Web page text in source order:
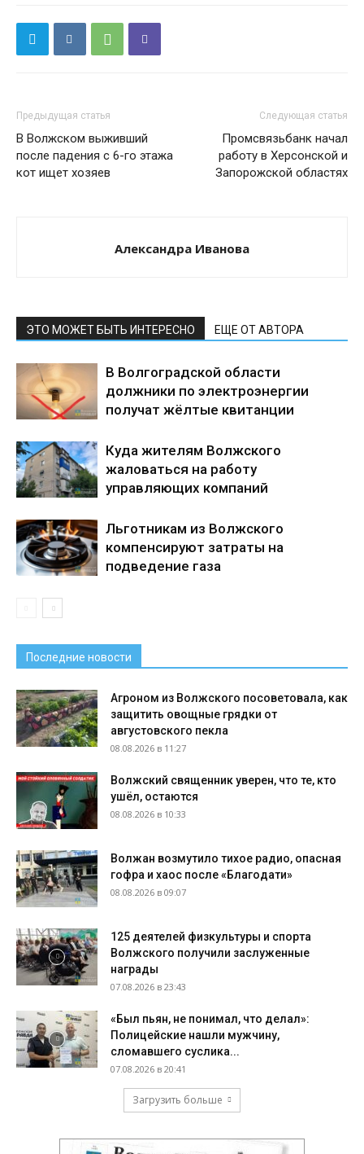
Предыдущая статья
В Волжском выживший
после падения с 6-го этажа
кот ищет хозяев
Следующая статья
Промсвязьбанк начал
работу в Херсонской и
Запорожской областях
Александра Иванова
ЭТО МОЖЕТ БЫТЬ ИНТЕРЕСНО ЕЩЕ ОТ АВТОРА
В Волгоградской области
должники по электроэнергии
получат жёлтые квитанции
Куда жителям Волжского
жаловаться на работу
управляющих компаний
Льготникам из Волжского
компенсируют затраты на
подведение газа
Последние новости
Агроном из Волжского посоветовала, как
защитить овощные грядки от
августовского пекла
08.08.2026 в 11:27
Волжский священник уверен, что те, кто
ушёл, остаются
08.08.2026 в 10:33
Волжан возмутило тихое радио, опасная
гофра и хаос после «Благодати»
08.08.2026 в 09:07
125 деятелей физкультуры и спорта
Волжского получили заслуженные
награды
07.08.2026 в 23:43
«Был пьян, не понимал, что делал»:
Полицейские нашли мужчину,
сломавшего суслика...
07.08.2026 в 20:41
Загрузить больше